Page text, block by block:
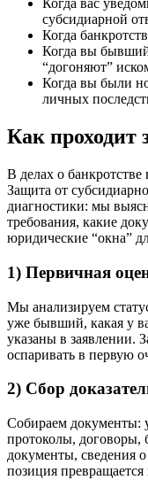
Когда вас
субсидиарной
Когда
Когда вы бывший
“догоняют”
Когда вы были
личных
Как проходит
В делах о банкротстве
Защита от
диагностики: мы
требования, какие
юридические “окна”
1) Первичная
Мы анализируем
уже бывший, какая у
указаны в заявлении.
оспаривать в первую
2) Сбор
Собираем документы:
протоколы, договоры,
документы, сведения
позиция